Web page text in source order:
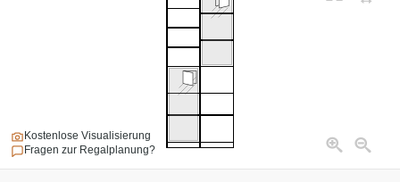
Kostenlose Visualisierung
Fragen zur Regalplanung?